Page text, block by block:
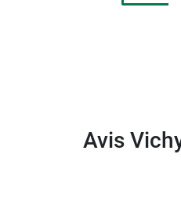
Avis